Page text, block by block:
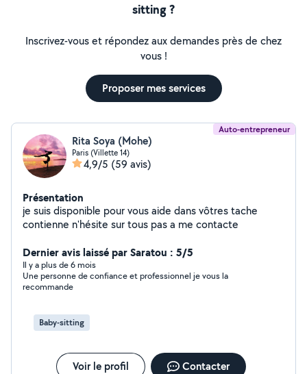
sitting ?
Inscrivez-vous et répondez aux demandes près de chez
vous !
Proposer mes services
Auto-entrepreneur
Rita Soya (Mohe)
Paris (Villette 14)
4,9/5 (59 avis)
Présentation
je suis disponible pour vous aide dans vôtres tache
contienne n'hésite sur tous pas a me contacte
Dernier avis laissé par Saratou : 5/5
Il y a plus de 6 mois
Une personne de confiance et professionnel je vous la
recommande
Baby-sitting
Voir le profil Contacter